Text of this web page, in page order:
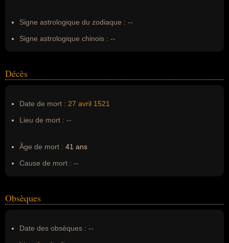
magelan, magelland, Ferdinand de Magellan, majellan,
majeln, fernant de megellan
Signe astrologique du zodiaque : --
Signe astrologique chinois : --
Décès
Date de mort : 27 avril 1521
Lieu de mort : --
Âge de mort : 41 ans
Cause de mort : --
Obsèques
Date des obsèques : --